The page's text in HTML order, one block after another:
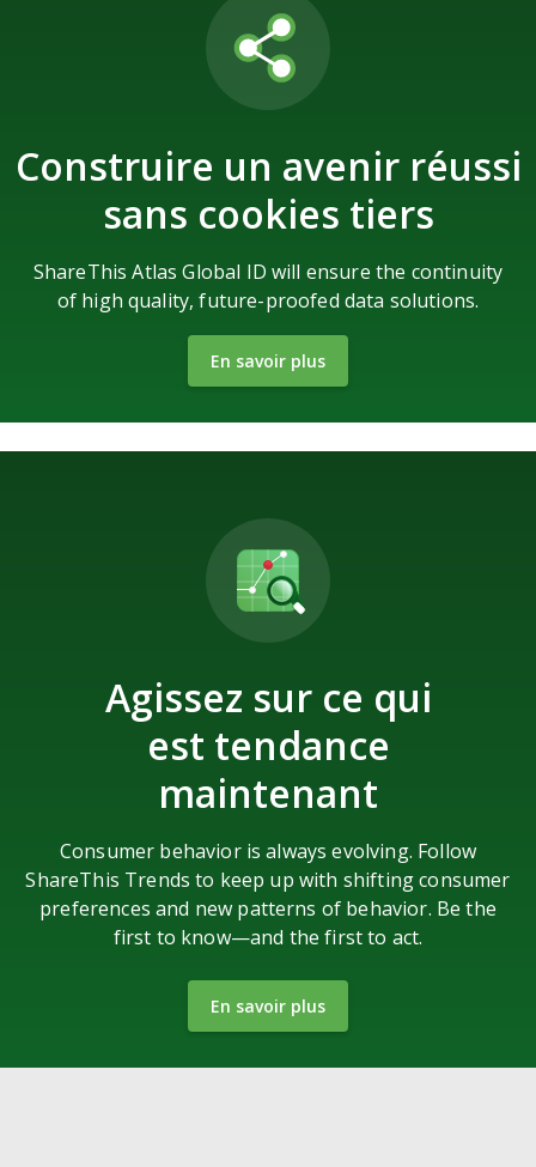
Construire un avenir réussi
sans cookies tiers
ShareThis Atlas Global ID will ensure the continuity
of high quality, future-proofed data solutions.
En savoir plus
Agissez sur ce qui
est tendance
maintenant
Consumer behavior is always evolving. Follow
ShareThis Trends to keep up with shifting consumer
preferences and new patterns of behavior. Be the
first to know—and the first to act.
En savoir plus